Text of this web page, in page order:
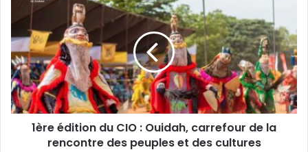
1ère édition du CIO : Ouidah, carrefour de la
rencontre des peuples et des cultures